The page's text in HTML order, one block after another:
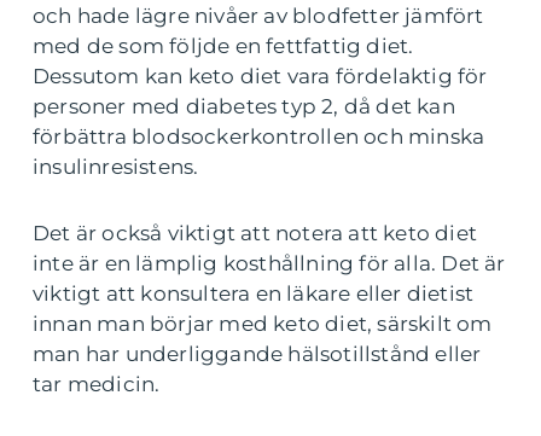
och hade lägre nivåer av blodfetter jämfört
med de som följde en fettfattig diet.
Dessutom kan keto diet vara fördelaktig för
personer med diabetes typ 2, då det kan
förbättra blodsockerkontrollen och minska
insulinresistens.
Det är också viktigt att notera att keto diet
inte är en lämplig kosthållning för alla. Det är
viktigt att konsultera en läkare eller dietist
innan man börjar med keto diet, särskilt om
man har underliggande hälsotillstånd eller
tar medicin.